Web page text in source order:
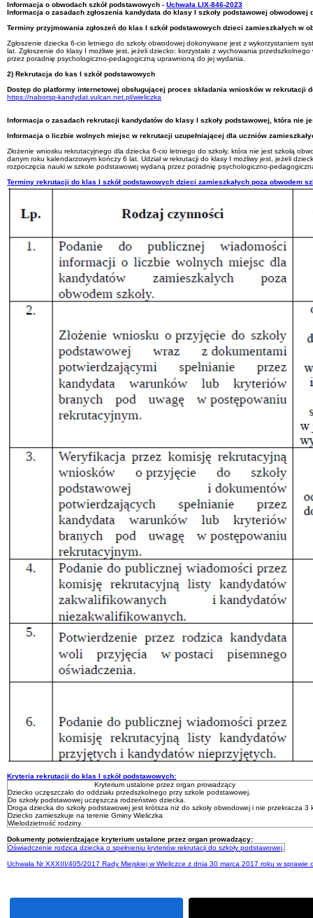
Informacja o obwodach szkół podstawowych - Uchwała LIX-846-2023
Informacja o zasadach zgłoszenia kandydata do klasy I szkoły podstawowej obwodowej
Terminy przyjmowania zgłoszeń do klas I szkół podstawowych dzieci zamieszkałych w
Zgłoszenie dziecka 6-cio letniego do szkoły obwodowej dokonywane jest z wykorzystaniem
lat. Zgłoszenie do klasy I możliwe jest, jeżeli dziecko: korzystało z wychowania
przez poradnię psychologiczno-pedagogiczną uprawnioną do jej wydania.
2) Rekrutacja do kas I szkół podstawowych
Dostęp do platformy internetowej obsługującej proces składania wniosków w
https://naborsp-kandydat.vulcan.net.pl/wieliczka
Informacja o zasadach rekrutacji kandydatów do klasy I szkoły podstawowej, która nie
Informacja o liczbie wolnych miejsc w rekrutacji uzupełniającej dla uczniów
Złożenie wniosku rekrutacyjnego dla dziecka 6-cio letniego do szkoły, która nie jest szkołą
danym roku kalendarzowym kończy 6 lat. Udział w rekrutacji do klasy I możliwy jest, jeżeli
rozpoczęcia nauki w szkole podstawowej wydaną przez poradnię psychologiczno-
Terminy rekrutacji do klas I szkół podstawowych dzieci zamieszkałych poza obwodem
Kryteria rekrutacji do klas I szkół podstawowych:
Kryterium ustalone przez organ prowadzący
Dziecko uczęszczało do oddziału przedszkolnego przy szkole podstawowej.
Do szkoły podstawowej uczęszcza rodzeństwo dziecka.
Droga dziecka do szkoły podstawowej jest krótsza niż do szkoły obwodowej i nie przekracza 3
Dziecko zamieszkuje na terenie Gminy Wieliczka
Wielodzietność rodziny.
Dokumenty potwierdzające kryterium ustalone przez organ prowadzący:
Oświadczenie rodzica dziecka o spełnieniu kryteriów rekrutacji do szkoły podstawowej.
Uchwała Nr XXXIII/405/2017 Rady Miejskiej w Wieliczce z dnia 30 marca 2017 roku w